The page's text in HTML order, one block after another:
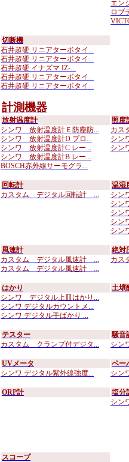
エン
ロブ
切断機
石井超硬 リニアターボタイ...
石井超硬 リニアターボタイ...
石井超硬 イナズマ IZ-...
石井超硬 リニアターボタイ...
石井超硬 リニアターボタイ...
計測機器
放射温度計
シンワ 放射温度計Ｅ防塵防...
シンワ 放射温度計D プロ...
シンワ 放射温度計C レー...
シンワ 放射温度計B レー...
BOSCH赤外線サーモグラ...
照度
カス
シン
シン
回転計
カスタム デジタル回転計 ...
温湿
シン
シン
シン
シン
シン
風速計
カスタム デジタル風速計 ...
カスタム デジタル風速計 ...
絶対
カス
はかり
シンワ デジタル上皿はかり...
シンワ デジタルカウントメ...
シンワ デジタル手ばかり ...
土壌
テスター
カスタム クランプ付デジタ...
騒音
シン
UVメータ
シンワ デジタル紫外線強度...
ペー
シン
ORP計
塩分
シン
スコープ